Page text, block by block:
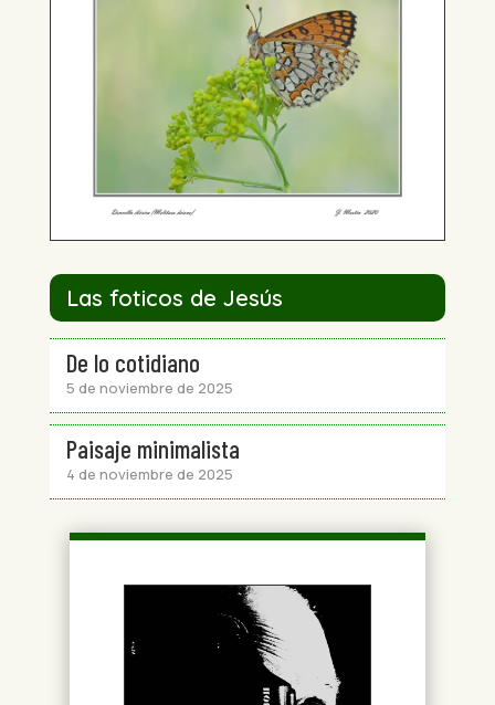
Las foticos de Jesús
De lo cotidiano
5 de noviembre de 2025
Paisaje minimalista
4 de noviembre de 2025